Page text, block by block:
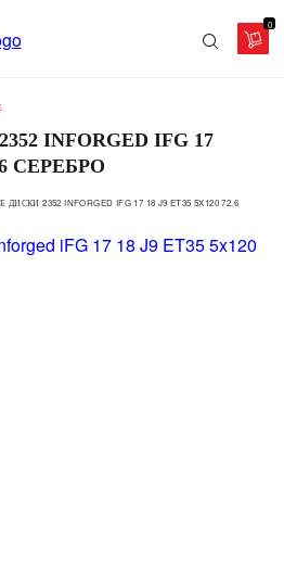
0
INFORGED IFG 17
СЕРЕБРО
2352 INFORGED IFG 17 18 J9 ET35 5X120 72.6